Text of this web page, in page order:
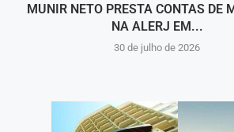
MUNIR NETO PRESTA CONTAS DE
NA ALERJ EM...
30 de julho de 2026